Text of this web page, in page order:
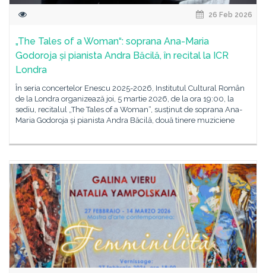
26 Feb 2026
„The Tales of a Woman“: soprana Ana-Maria
Godoroja și pianista Andra Băcilă, în recital la ICR
Londra
În seria concertelor Enescu 2025-2026, Institutul Cultural Român
de la Londra organizează joi, 5 martie 2026, de la ora 19:00, la
sediu, recitalul „The Tales of a Woman“, susținut de soprana Ana-
Maria Godoroja și pianista Andra Băcilă, două tinere muziciene